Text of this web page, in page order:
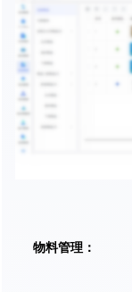
物料管理：